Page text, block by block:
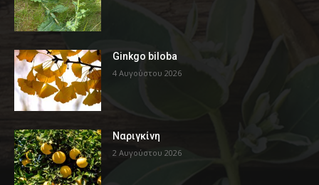
Ginkgo biloba
4 Αυγούστου 2026
Ναριγκίνη
2 Αυγούστου 2026